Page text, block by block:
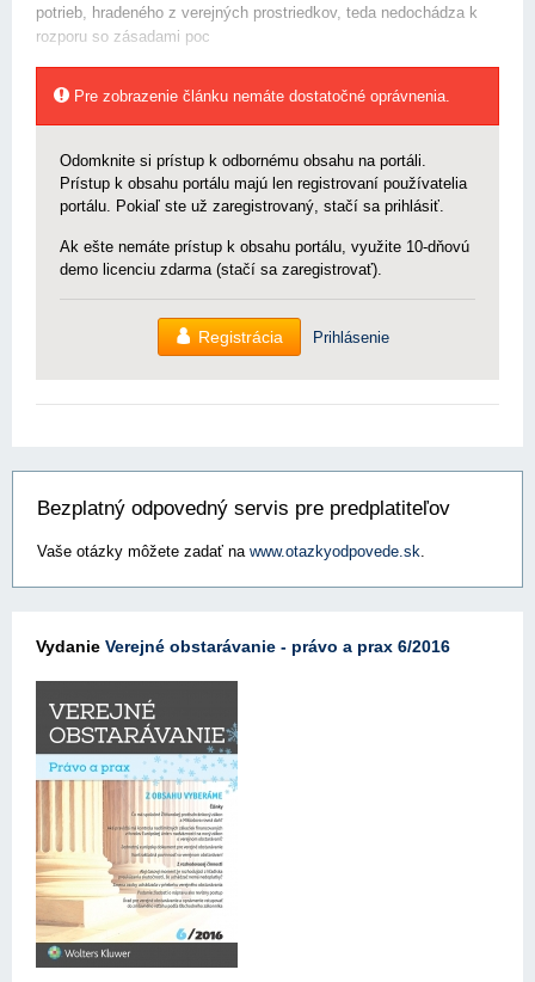
potrieb, hradeného z verejných prostriedkov, teda nedochádza k
rozporu so zásadami poc
Pre zobrazenie článku nemáte dostatočné oprávnenia.
Odomknite si prístup k odbornému obsahu na portáli.
Prístup k obsahu portálu majú len registrovaní používatelia
portálu. Pokiaľ ste už zaregistrovaný, stačí sa prihlásiť.
Ak ešte nemáte prístup k obsahu portálu, využite 10-dňovú
demo licenciu zdarma (stačí sa zaregistrovať).
Registrácia Prihlásenie
Bezplatný odpovedný servis pre predplatiteľov
Vaše otázky môžete zadať na www.otazkyodpovede.sk.
Vydanie Verejné obstarávanie - právo a prax 6/2016